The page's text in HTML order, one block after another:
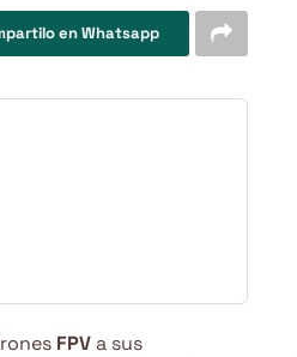
en Whatsapp
FPVa sus